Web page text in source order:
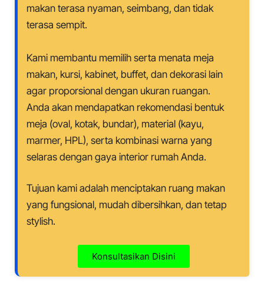
makan terasa nyaman, seimbang, dan tidak
terasa sempit.
Kami membantu memilih serta menata meja
makan, kursi, kabinet, buffet, dan dekorasi lain
agar proporsional dengan ukuran ruangan.
Anda akan mendapatkan rekomendasi bentuk
meja (oval, kotak, bundar), material (kayu,
marmer, HPL), serta kombinasi warna yang
selaras dengan gaya interior rumah Anda.
Tujuan kami adalah menciptakan ruang makan
yang fungsional, mudah dibersihkan, dan tetap
stylish.
Konsultasikan Disini